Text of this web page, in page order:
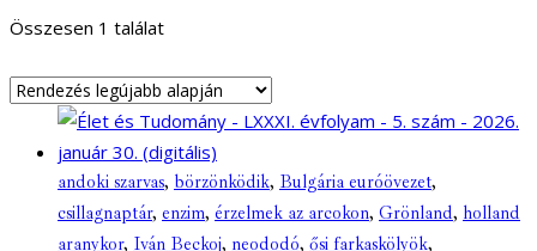
Összesen 1 találat
andoki szarvas, börzönködik, Bulgária euróövezet,
csillagnaptár, enzim, érzelmek az arcokon, Grönland, holland
aranykor, Iván Beckoj, neododó, ősi farkaskölyök,